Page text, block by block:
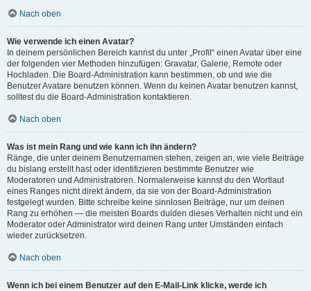
Nach oben
Wie verwende ich einen Avatar?
In deinem persönlichen Bereich kannst du unter „Profil“ einen Avatar über eine
der folgenden vier Methoden hinzufügen: Gravatar, Galerie, Remote oder
Hochladen. Die Board-Administration kann bestimmen, ob und wie die
Benutzer Avatare benutzen können. Wenn du keinen Avatar benutzen kannst,
solltest du die Board-Administration kontaktieren.
Nach oben
Was ist mein Rang und wie kann ich ihn ändern?
Ränge, die unter deinem Benutzernamen stehen, zeigen an, wie viele Beiträge
du bislang erstellt hast oder identifizieren bestimmte Benutzer wie
Moderatoren und Administratoren. Normalerweise kannst du den Wortlaut
eines Ranges nicht direkt ändern, da sie von der Board-Administration
festgelegt wurden. Bitte schreibe keine sinnlosen Beiträge, nur um deinen
Rang zu erhöhen — die meisten Boards dulden dieses Verhalten nicht und ein
Moderator oder Administrator wird deinen Rang unter Umständen einfach
wieder zurücksetzen.
Nach oben
Wenn ich bei einem Benutzer auf den E-Mail-Link klicke, werde ich